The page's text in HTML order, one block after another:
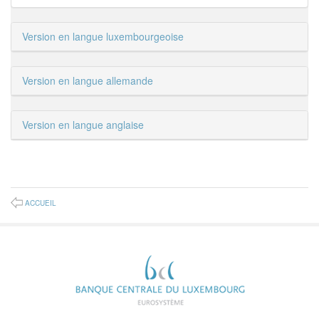
Version en langue luxembourgeoise
Version en langue allemande
Version en langue anglaise
ACCUEIL